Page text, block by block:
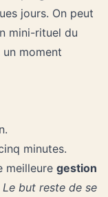
jours. On peut
mini-rituel du
moment
minutes.
meilleure gestion
Le but reste de se